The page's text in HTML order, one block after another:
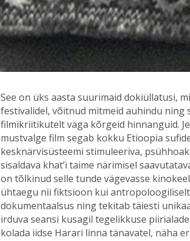
See on üks aasta suurimaid dokiüllatusi,
festivalidel, võitnud mitmeid auhindu ning
filmikriitikutelt väga kõrgeid hinnanguid.
mustvalge film segab kokku Etioopia
kesknärvisüsteemi stimuleeriva,
sisaldava khat’i taime närimisel
on tõlkinud selle tunde vägevasse
ühtaegu nii fiktsioon kui
dokumentaalsus ning tekitab täiesti
irduva seansi kusagil tegelikkuse
kolada iidse Harari linna tänavatel, näha